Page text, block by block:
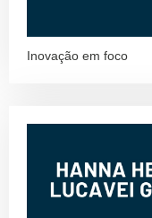
Inovação em foco